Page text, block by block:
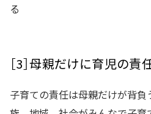
る
［3］母親だけに育児の
子育ての責任は母親だけが背負